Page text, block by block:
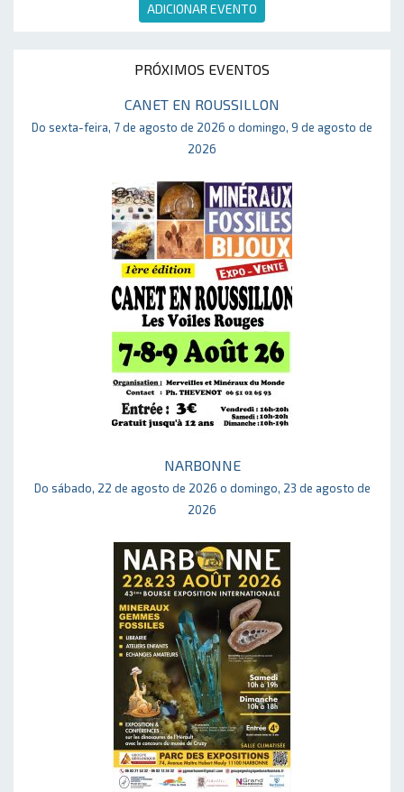
ADICIONAR EVENTO
PRÓXIMOS EVENTOS
CANET EN ROUSSILLON
Do sexta-feira, 7 de agosto de 2026 o domingo, 9 de agosto de
2026
NARBONNE
Do sábado, 22 de agosto de 2026 o domingo, 23 de agosto de
2026